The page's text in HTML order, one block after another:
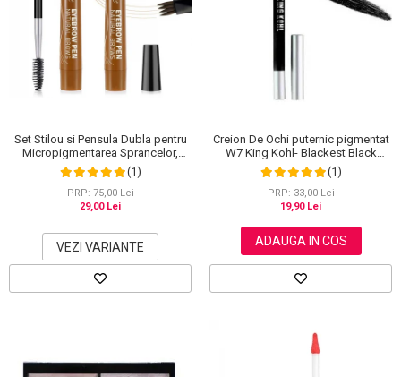
Set Stilou si Pensula Dubla pentru
Micropigmentarea Sprancelor,
Efect Natural de Microblading,
Aspect de Sprancene Pline
(1)
PRP: 75,00 Lei
29,00 Lei
VEZI VARIANTE
Creion De Ochi puternic pigmentat
W7 King Kohl- Blackest Black
(Negru) (1)
PRP: 33,00 Lei
19,90 Lei
ADAUGA IN COS